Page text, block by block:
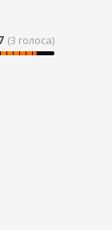
(3 голоса)